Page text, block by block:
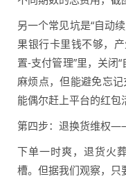
另一个常见坑是“自动
果银行卡里钱不够，
置-支付管理”里，关闭
麻烦点，但能避免忘
能偶尔赶上平台的红包
第四步：退换货维权
下单一时爽，退货火
槽。但据我们观察，只